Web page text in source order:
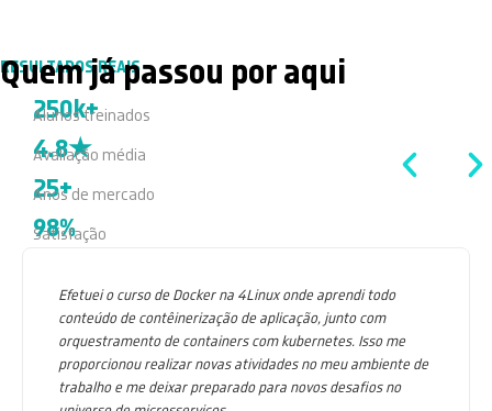
RESULTADOS REAIS
Quem já passou por aqui
250k+
Alunos treinados
4.8★
Avaliação média
25+
Anos de mercado
98%
Satisfação
Efetuei o curso de Docker na 4Linux onde aprendi todo
conteúdo de contêinerização de aplicação, junto com
orquestramento de containers com kubernetes. Isso me
proporcionou realizar novas atividades no meu ambiente de
trabalho e me deixar preparado para novos desafios no